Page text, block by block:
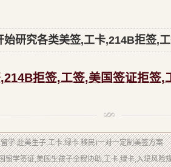
始研究各类美签,工卡,214B拒签,
拒签,工签,美国签证拒签,
学.赴美生子.工卡.绿卡.移民)一对一定制美签方案
留学签证,美国生孩子全程协助,工卡,绿卡,入境风险